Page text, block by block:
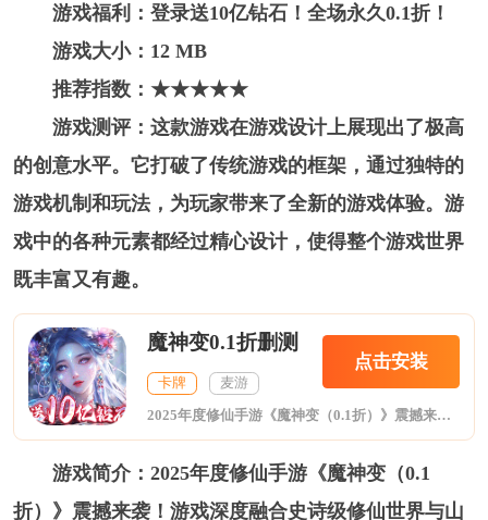
游戏福利：登录送10亿钻石！全场永久0.1折！
游戏大小：12 MB
推荐指数：★★★★★
游戏测评：这款游戏在游戏设计上展现出了极高
的创意水平。它打破了传统游戏的框架，通过独特的
游戏机制和玩法，为玩家带来了全新的游戏体验。游
戏中的各种元素都经过精心设计，使得整个游戏世界
既丰富又有趣。
魔神变0.1折删测
卡牌 麦游
点击安装
2025年度修仙手游《魔神变（0.1折）》震撼来袭！游戏深度融合史诗级修仙世界与山水画风美学，以匠心独运的山水风视觉呈现，打造沉浸式策略卡牌手游！超爽的策略部署与刺激的回合对战完美融合助您完美修真！
游戏简介：2025年度修仙手游《魔神变（0.1
折）》震撼来袭！游戏深度融合史诗级修仙世界与山